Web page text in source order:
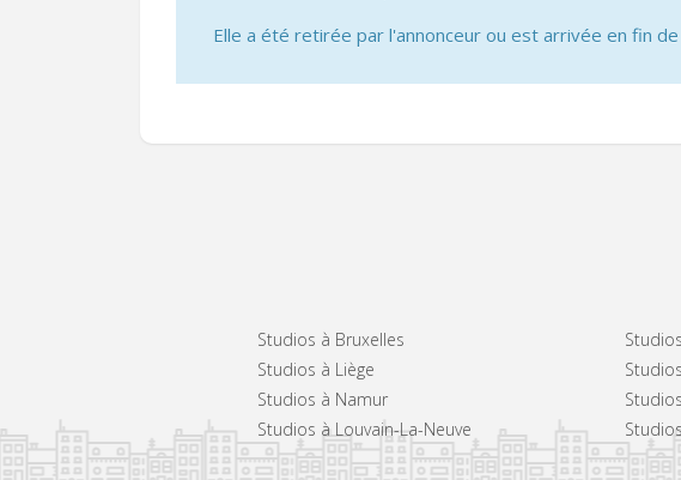
Elle a été retirée par l'annonceur ou est arrivée en fin
Studios à Bruxelles
Studios à Liège
Studios à Namur
Studios à Louvain-La-Neuve